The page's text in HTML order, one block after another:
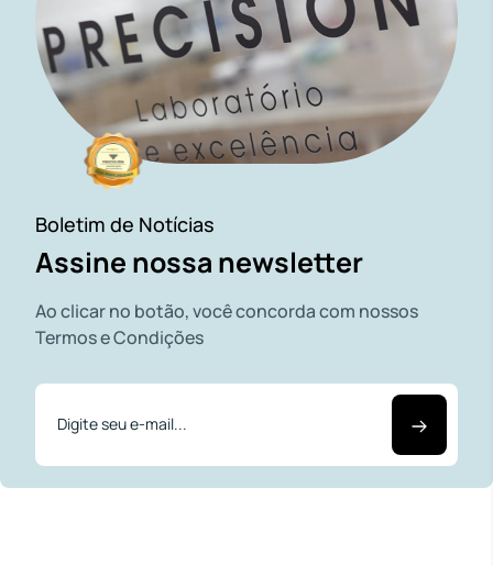
Boletim de Notícias
Assine nossa newsletter
Ao clicar no botão, você concorda com nossos
Termos e Condições